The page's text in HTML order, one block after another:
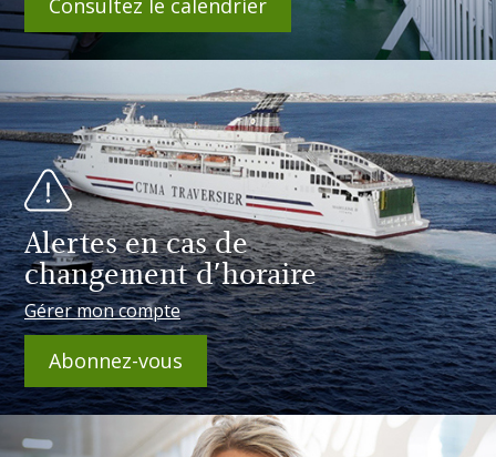
Consultez le calendrier
Alertes en cas de
changement d'horaire
Gérer mon compte
Abonnez-vous